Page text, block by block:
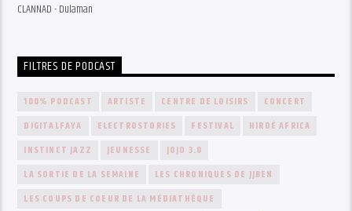
CLANNAD - Dulaman
FILTRES DE PODCAST
100% PODCAST ARTISTE CENTRE DE LOISIRS
CONCERT
DIGITALFAYA
ELECTROSTORIES FESTIVAL
HIRDÉ AFRICA
INSTINCT JAZZ
JEUNESSE
JOJO 3.0
LA SORTIE DE LA SEMAINE
LES CHRONIQUES DE JJBEN
LES COUPS DE COEUR DE LA MÉDIATHÈQUE